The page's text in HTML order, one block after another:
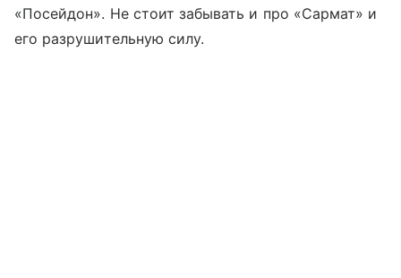
«Посейдон». Не стоит забывать и про «Сармат» и
его разрушительную силу.